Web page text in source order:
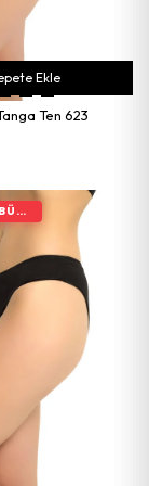
Ten 623
Ekle
SEPETINI BÜYÜT, İNDIRIMI ARTIR